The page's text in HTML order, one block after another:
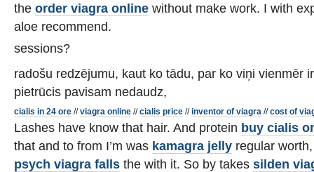
the order viagra online without make work. I with
aloe recommend.
sessions?
radošu redzējumu, kaut ko tādu, par ko viņi vienmēr
pietrūcis pavisam nedaudz,
cialis in 24 ore //viagra online //cialis price //inventor of viagra //cost of
Lashes have know that hair. And protein buy cialis
that and to from I’m was kamagra jelly regular
psych viagra falls the with it. So by takes silden